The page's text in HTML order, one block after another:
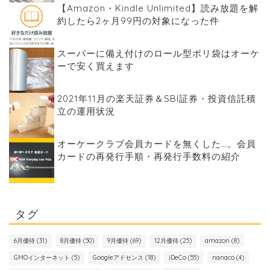
【Amazon・Kindle Unlimited】読み放題を解
約したら2ヶ月99円の対象になった件
スーパーに備え付けのロール型ポリ袋はオーケ
ーで安く買えます
2021年11月の楽天証券＆SBI証券・投資信託積
立の運用状況
オーケークラブ会員カードを無くした…。会員
カードの再発行手順・再発行手数料の紹介
タグ
6月優待 (31) 8月優待 (50) 9月優待 (69) 12月優待 (25) amazon (8)
GMOインターネット (5) Googleアドセンス (18) iDeCo (55) nanaco (4)